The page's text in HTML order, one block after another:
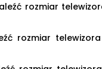
rozmiar
rozmiar